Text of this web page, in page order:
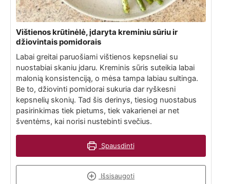
Vištienos krūtinėlė, įdaryta kreminiu sūriu ir
džiovintais pomidorais
Labai greitai paruošiami vištienos kepsneliai su
nuostabiai skaniu įdaru. Kreminis sūris suteikia labai
malonią konsistenciją, o mėsa tampa labiau sultinga.
Be to, džiovinti pomidorai sukuria dar ryškesni
kepsnelių skonių. Tad šis derinys, tiesiog nuostabus
pasirinkimas tiek pietums, tiek vakarienei ar net
šventėms, kai norisi nustebinti svečius.
Spausdinti
Išsisaugoti